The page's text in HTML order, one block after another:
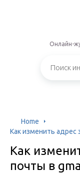
Онлайн-
Home
Как изменить адрес
Как
почты в